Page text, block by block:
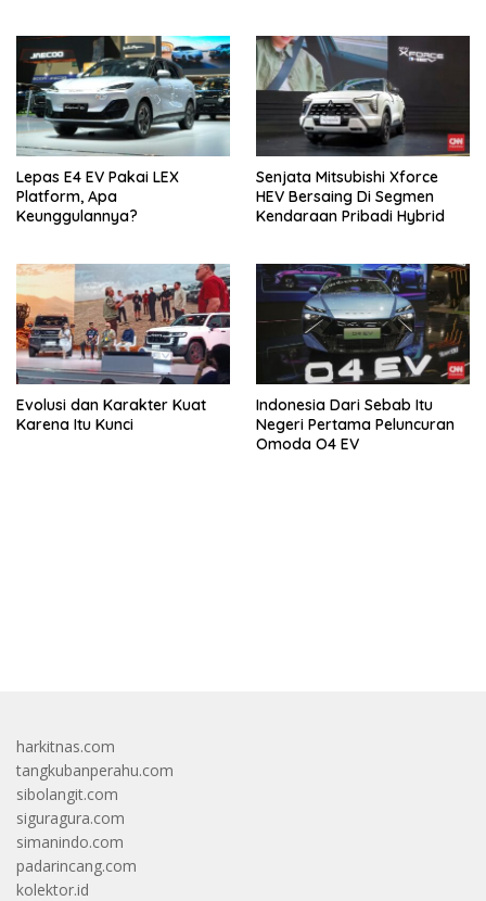
Lepas E4 EV Pakai LEX
Platform, Apa
Keunggulannya?
Senjata Mitsubishi Xforce
HEV Bersaing Di Segmen
Kendaraan Pribadi Hybrid
Evolusi dan Karakter Kuat
Karena Itu Kunci
Indonesia Dari Sebab Itu
Negeri Pertama Peluncuran
Omoda O4 EV
harkitnas.com
tangkubanperahu.com
sibolangit.com
siguragura.com
simanindo.com
padarincang.com
kolektor.id